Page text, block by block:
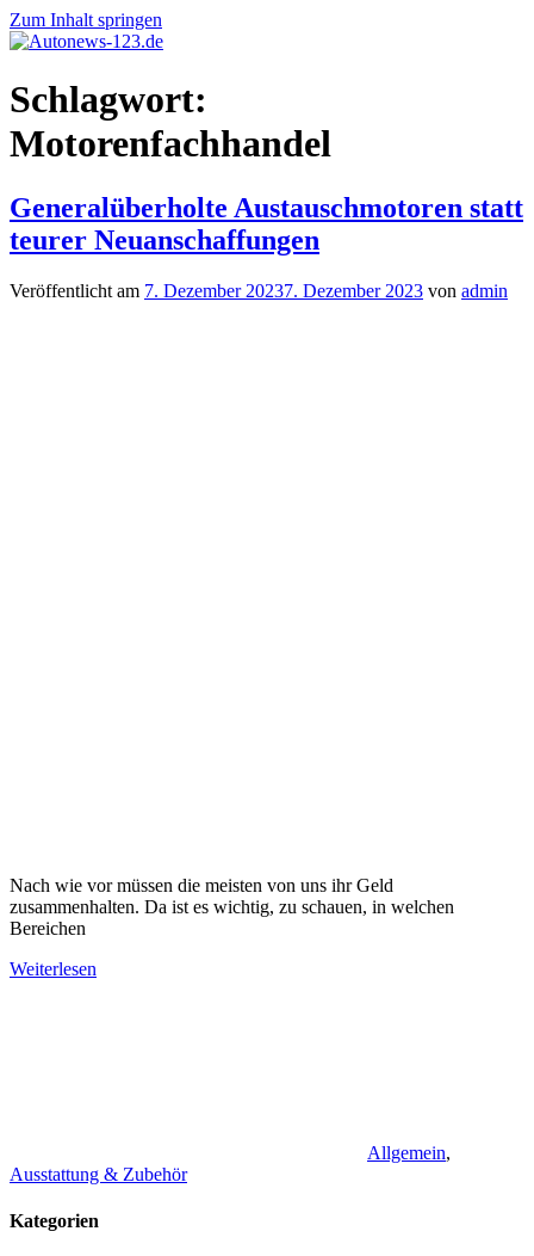
Zum Inhalt springen
Autonews-
123.de
Autonews
mit
Schlagwort:
Motorenfachhandel
Generalüberholte Austauschmotoren statt
teurer Neuanschaffungen
Veröffentlicht am 7. Dezember 20237. Dezember 2023 von admin
Nach wie vor müssen die meisten von uns ihr Geld
zusammenhalten. Da ist es wichtig, zu schauen, in welchen
Bereichen
Weiterlesen
Allgemein,
Ausstattung & Zubehör
Kategorien